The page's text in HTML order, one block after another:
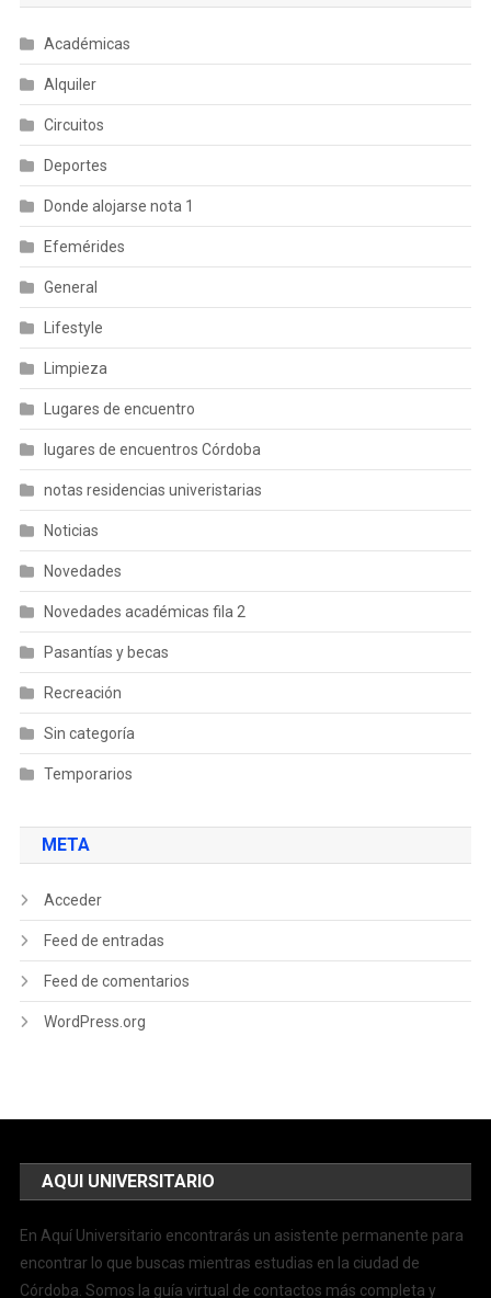
Académicas
Alquiler
Circuitos
Deportes
Donde alojarse nota 1
Efemérides
General
Lifestyle
Limpieza
Lugares de encuentro
lugares de encuentros Córdoba
notas residencias univeristarias
Noticias
Novedades
Novedades académicas fila 2
Pasantías y becas
Recreación
Sin categoría
Temporarios
META
Acceder
Feed de entradas
Feed de comentarios
WordPress.org
AQUI UNIVERSITARIO
En Aquí Universitario encontrarás un asistente permanente para
encontrar lo que buscas mientras estudias en la ciudad de
Córdoba. Somos la guía virtual de contactos más completa y